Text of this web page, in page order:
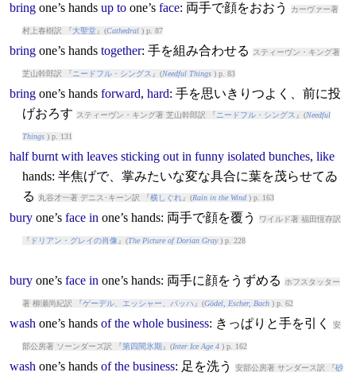
bringone’s hands up toone’s face: 両手で顔をおおう カーヴァー著
村上春樹訳 『大聖堂』(Cathedral) p. 87
bringone’s hands together: 手を組み合わせる スティーヴン・キング著
芝山幹郎訳 『 ニードフル・シングス 』(Needful Things) p. 83
bringone’s hands forward, hard: 手を思いきりつよく、前に投
げおろす
スティーヴン・キング著 芝山幹郎訳 『 ニードフル・シングス 』(Needful
Things) p. 131
half burnt with leaves sticking out in funny isolated bunches, like
hands: 半焦げで、掌みたいな変な具合に葉を茂らせてゐ
る
丸谷才一著 デニス･キーン訳 『横しぐれ 』(Rain in the Wind) p. 163
buryone’s face in one’s hands: 両手で顔を覆う ワイルド著 福田恆存訳
『 ドリアン・グレイの肖像 』(The Picture of Dorian Gray) p. 228
buryone’s face in one’s hands: 両手に顔をうずめる ホフスタッター
著 柳瀬尚紀訳 『ゲーデル、エッシャー、バッハ 』(Gödel, Escher, Bach) p. 62
wash one’s hands of the whole business: きっぱりと手を引く 安
部公房著 ソーンダーズ訳 『第四間氷期 』(Inter Ice Age 4) p. 162
wash one’s hands of the business: 足を洗う 安部公房著 サンダース訳 『砂